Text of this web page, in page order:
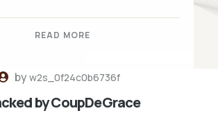
READ MORE
byw2s_0f24c0b6736f
by CoupDeGrace